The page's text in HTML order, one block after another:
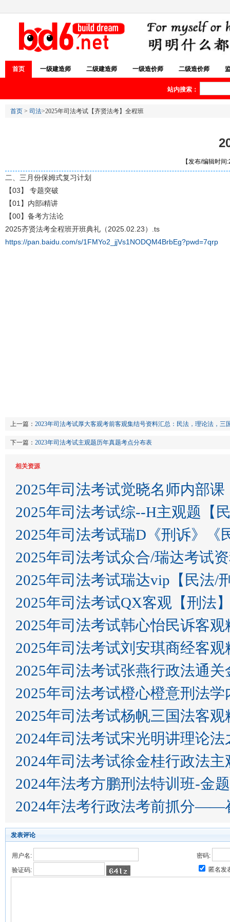
首页 一级建造师 二级建造师 一级造价师 二级造价师
站内搜索：
首页 > 司法>2025年司法考试【齐贤法考】全程班
【发布/编辑时
二、三月份保姆式复习计划
【03】 专题突破
【01】内部i精讲
【00】备考方法论
2025齐贤法考全程班开班典礼（2025.02.23）.ts
https://pan.baidu.com/s/1FMYo2_jjVs1NODQM4BrbEg?pwd=7qrp
上一篇： 2023年司法考试厚‮客大‬观考前客‮集观‬结号‮料资‬汇
下一篇： 2023年司法考试主观题历年真题考点分布表
相关资源
2025年司法考试觉晓名师内部
2025年司法考试综--H主观题【
2025年司法考试瑞D《刑诉》
2025年司法考试众合/瑞达考试
2025年司法考试瑞达vip【民法/
2025年司法考试QX客观【刑法
2025年司法考试韩心怡民诉客观
2025年司法考试刘安琪商经客观
2025年司法考试张燕行政法通关
2025年司法考试橙心橙意刑法学
2025年司法考试杨帆三国法客观
2024年司法考试宋光明讲理论
2024年法考方鹏刑法特训班-金
2024年法考行
发表评论
用户名:
密码:
验证码:
匿名发